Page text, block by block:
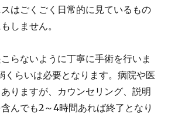
はごくごく日常的に見ているもの
しません。
らないように丁寧に手術を行いま
くらいは必要となります。病院や医
りますが、カウンセリング、説明
んでも2～4時間あれば終了となり